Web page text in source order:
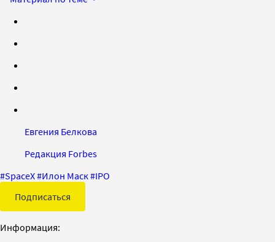
Евгения Белкова
Редакция Forbes
#SpaceX#Илон Маск#IPO
Подписаться
Информация: